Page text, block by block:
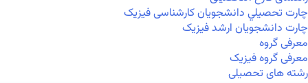
چارت تحصيلي دانشجویان کارشناسی فیزیک
چارت دانشجویان ارشد فیزیک
معرفی گروه
معرفی گروه فیزیک
رشته های تحصیلی